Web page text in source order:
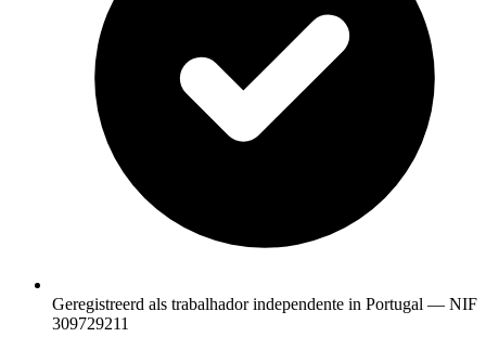
Geregistreerd als trabalhador independente in Portugal — NIF
309729211